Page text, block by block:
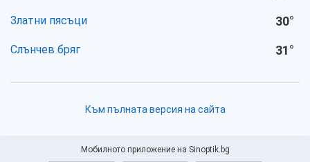
Златни пясъци 30°
Слънчев бряг 31°
Към пълната версия на сайта
Мобилното приложение на Sinoptik.bg